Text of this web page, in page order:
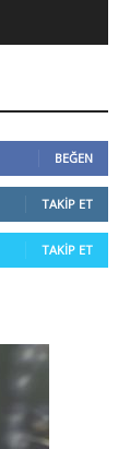
BEĞEN
TAKIP ET
TAKIP ET